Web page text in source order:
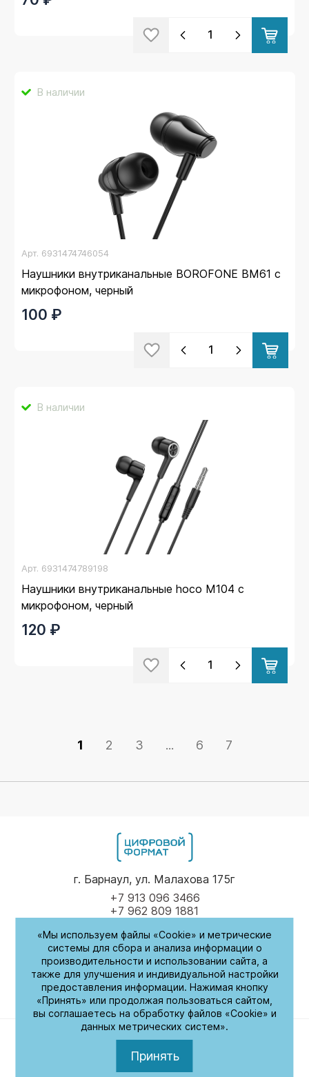
В наличии
Арт. 6931474746054
Наушники внутриканальные BOROFONE BM61 с
микрофоном, черный
100 ₽
В наличии
Арт. 6931474789198
Наушники внутриканальные hoco M104 с
микрофоном, черный
120 ₽
1 2 3 ... 6 7
+7 913 096 3466
+7 962 809 1881
г. Барнаул, ул. Малахова 175г
Пн-Пт 9.00 - 17.00
(обед с 14:00-14:30)
СБ-Вс
Выходные
Политика обработки персональных данных
«Мы используем файлы «Cookie» и метрические
системы для сбора и анализа информации о
производительности и использовании сайта, а
также для улучшения и индивидуальной настройки
предоставления информации. Нажимая кнопку
«Принять» или продолжая пользоваться сайтом,
вы соглашаетесь на обработку файлов «Cookie» и
данных метрических систем».
Принять